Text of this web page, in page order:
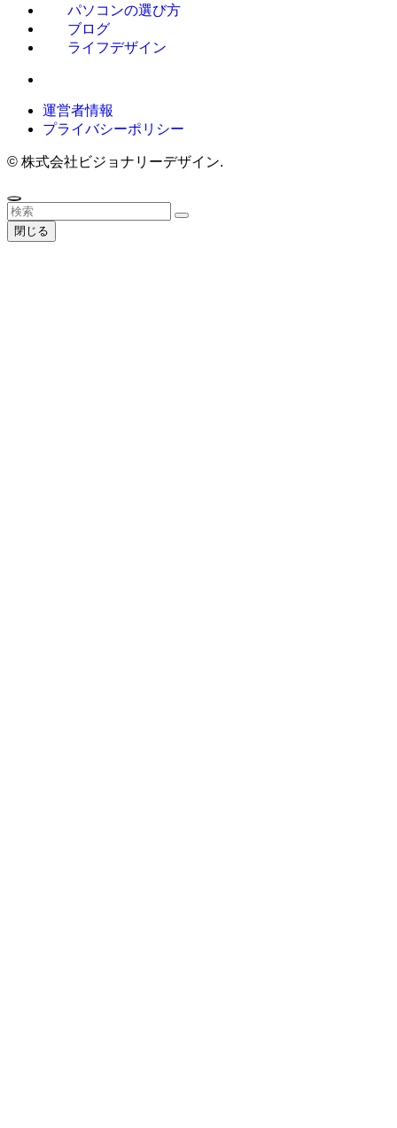
パソコンの選び方
ブログ
ライフデザイン
運営者情報
プライバシーポリシー
© 株式会社ビジョナリーデザイン.
閉じる